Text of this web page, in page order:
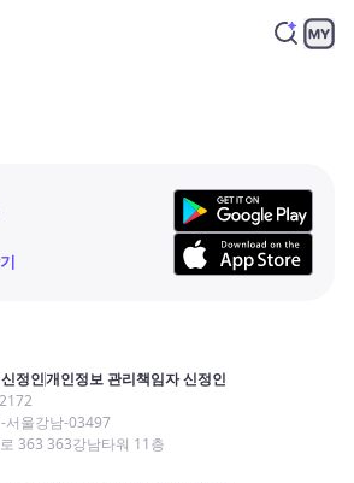
정인개인정보 관리책임자 신정인
서울강남-03497
363 363강남타워 11층